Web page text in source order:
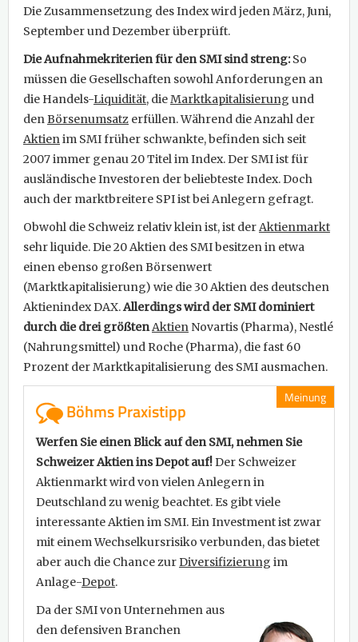
Die Zusammensetzung des Index wird jeden März, Juni,
September und Dezember überprüft.
Die Aufnahmekriterien für den SMI sind streng:So
müssen die Gesellschaften sowohl Anforderungen an
die Handels-Liquidität, dieMarktkapitalisierung und
denBörsenumsatz erfüllen. Während die Anzahl der
Aktienim SMI früher schwankte, befinden sich seit
2007 immer genau 20 Titel im Index. Der SMI ist für
ausländische Investoren der beliebteste Index. Doch
auch der marktbreitere SPI ist bei Anlegern gefragt.
Obwohl die Schweiz relativ klein ist, ist derAktienmarkt
sehr liquide. Die 20 Aktien des SMI besitzen in etwa
einen ebenso großen Börsenwert
(Marktkapitalisierung) wie die 30 Aktien des deutschen
Aktienindex DAX.Allerdings wird der SMI dominiert
durch die drei größtenAktien Novartis (Pharma), Nestlé
(Nahrungsmittel) und Roche (Pharma), die fast 60
Prozent der Marktkapitalisierung des SMI ausmachen.
Meinung
Böhms Praxistipp
Werfen Sie einen Blick auf den SMI, nehmen Sie
Schweizer Aktien ins Depot auf!Der Schweizer
Aktienmarkt wird von vielen Anlegern in
Deutschland zu wenig beachtet. Es gibt viele
interessante Aktien im SMI. Ein Investment ist zwar
mit einem Wechselkursrisiko verbunden, das bietet
aber auch die Chance zurDiversifizierung im
Anlage-Depot.
Da der SMI von Unternehmen aus
den defensiven Branchen